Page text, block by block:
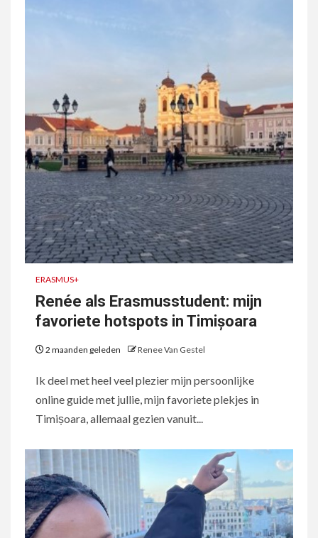
ERASMUS+
Renée als Erasmusstudent: mijn
favoriete hotspots in Timișoara
2 maanden geleden Renee Van Gestel
Ik deel met heel veel plezier mijn persoonlijke
online guide met jullie, mijn favoriete plekjes in
Timișoara, allemaal gezien vanuit...